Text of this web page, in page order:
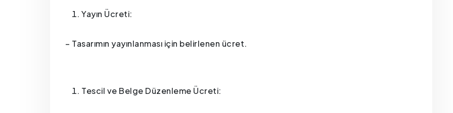
Yayın Ücreti:
– Tasarımın yayınlanması için belirlenen ücret.
Tescil ve Belge Düzenleme Ücreti: